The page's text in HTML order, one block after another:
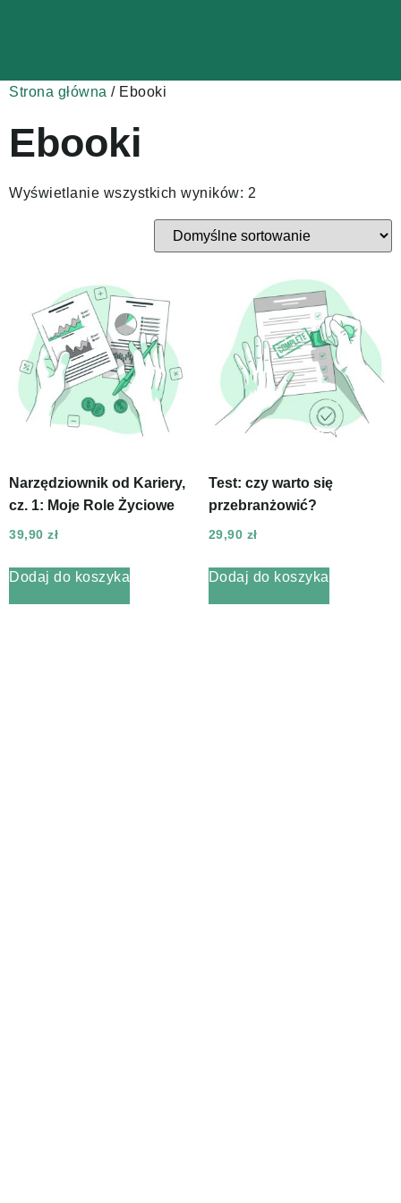
Strona główna / Ebooki
Ebooki
Wyświetlanie wszystkich wyników: 2
Narzędziownik od Kariery,
cz. 1: Moje Role Życiowe
39,90 zł
Dodaj do koszyka
Test: czy warto się
przebranżowić?
29,90 zł
Dodaj do koszyka